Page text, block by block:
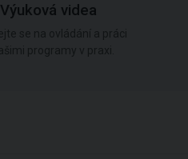
Výuková videa